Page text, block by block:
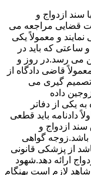
سند ازدواج و
قضایی مراجعه می
و معمولاً یکی
ساعتی که باید در
می رسد.در روز و
قاضی دادگاه از
گیری می
داده
یکی از دفاتر
دادنامه باید قطعی
ازدواج و
گواهی
از پزشکی قانونی
ارائه دهد.شهود
لازم است بهنگام